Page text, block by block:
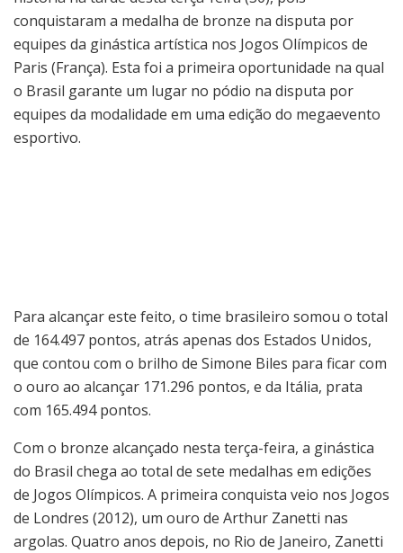
conquistaram a medalha de bronze na disputa por
equipes da ginástica artística nos Jogos Olímpicos de
Paris (França). Esta foi a primeira oportunidade na qual
o Brasil garante um lugar no pódio na disputa por
equipes da modalidade em uma edição do megaevento
esportivo.
Para alcançar este feito, o time brasileiro somou o total
de 164.497 pontos, atrás apenas dos Estados Unidos,
que contou com o brilho de Simone Biles para ficar com
o ouro ao alcançar 171.296 pontos, e da Itália, prata
com 165.494 pontos.
Com o bronze alcançado nesta terça-feira, a ginástica
do Brasil chega ao total de sete medalhas em edições
de Jogos Olímpicos. A primeira conquista veio nos Jogos
de Londres (2012), um ouro de Arthur Zanetti nas
argolas. Quatro anos depois, no Rio de Janeiro, Zanetti